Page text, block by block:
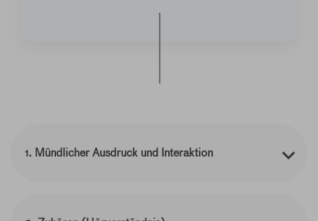
1. Mündlicher Ausdruck und Interaktion